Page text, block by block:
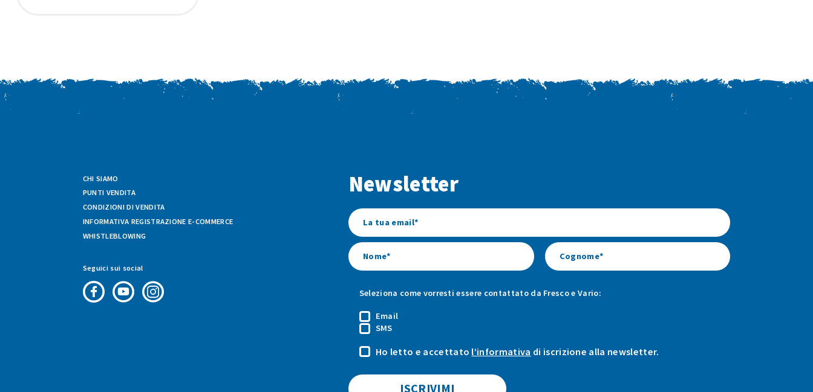
CHI SIAMO
PUNTI VENDITA
CONDIZIONI DI VENDITA
INFORMATIVA REGISTRAZIONE E-COMMERCE
WHISTLEBLOWING
Seguici sui social
Newsletter
Seleziona come vorresti essere contattato da Fresco e Vario:
Email
SMS
Ho letto e accettato l’informativa di iscrizione alla newsletter.